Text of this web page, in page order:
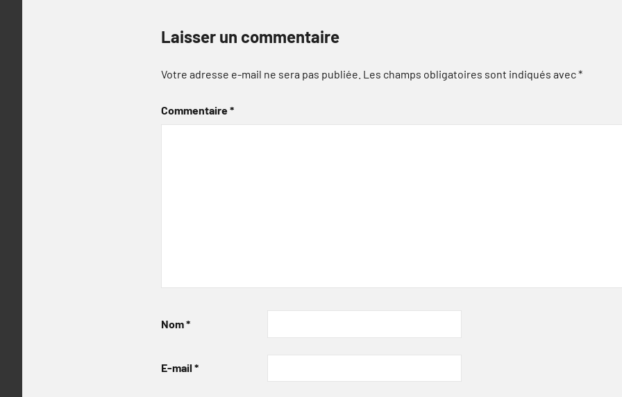
Laisser un commentaire
Votre adresse e-mail ne sera pas publiée. Les champs obligatoires sont indiqués avec*
Commentaire*
Nom*
E-mail *